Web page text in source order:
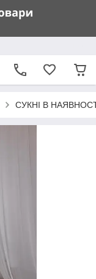
СУКНІ В